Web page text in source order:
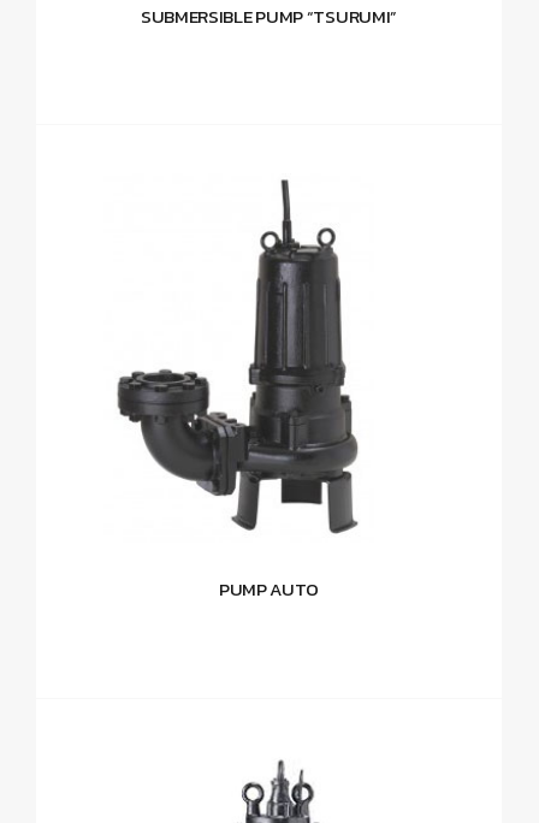
SUBMERSIBLE PUMP “TSURUMI”
PUMP AUTO